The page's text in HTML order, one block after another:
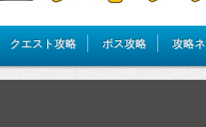
クエスト攻略 ボス攻略 攻略